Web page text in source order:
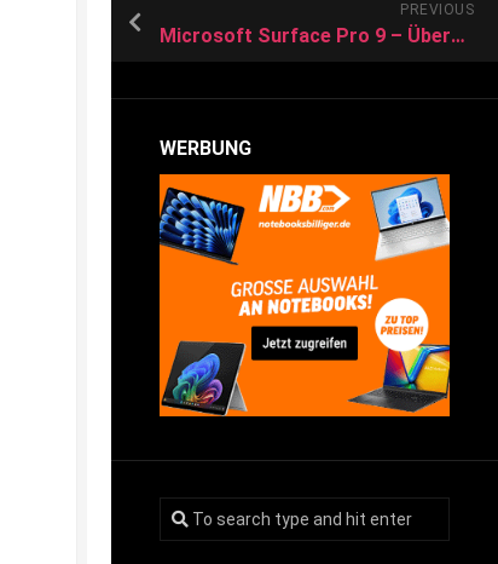
PREVIOUS
Microsoft Surface Pro 9 – Übersicht
WERBUNG